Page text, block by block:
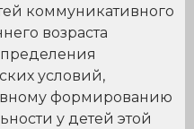
коммуникативного
возраста
условий,
формированию
у детей этой